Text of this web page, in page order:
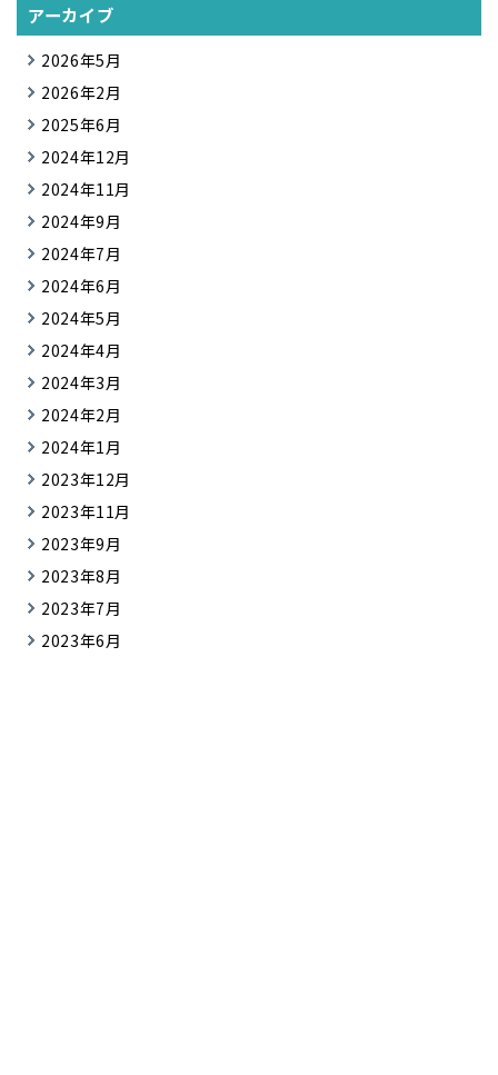
アーカイブ
2026年5月
2026年2月
2025年6月
2024年12月
2024年11月
2024年9月
2024年7月
2024年6月
2024年5月
2024年4月
2024年3月
2024年2月
2024年1月
2023年12月
2023年11月
2023年9月
2023年8月
2023年7月
2023年6月